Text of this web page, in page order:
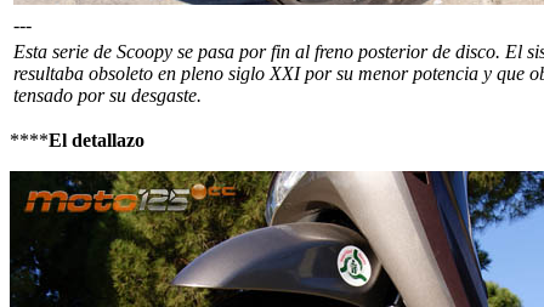
---
Esta serie de Scoopy se pasa por fin al freno posterior de disco. El
resultaba obsoleto en pleno siglo XXI por su menor potencia y que
tensado por su desgaste.
****El detallazo